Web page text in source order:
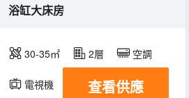
浴缸大床房
30-35㎡ 2層 空調
電視機 查看供應